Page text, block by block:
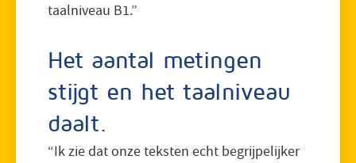
taalniveau B1.”
Het aantal metingen
stijgt en het taalniveau
daalt.
“Ik zie dat onze teksten echt begrijpelijker